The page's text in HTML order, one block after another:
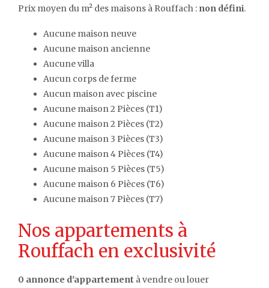
Prix moyen du m² des maisons à Rouffach : non défini.
Aucune maison neuve
Aucune maison ancienne
Aucune villa
Aucun corps de ferme
Aucun maison avec piscine
Aucune maison 2 Pièces (T1)
Aucune maison 2 Pièces (T2)
Aucune maison 3 Pièces (T3)
Aucune maison 4 Pièces (T4)
Aucune maison 5 Pièces (T5)
Aucune maison 6 Pièces (T6)
Aucune maison 7 Pièces (T7)
Nos appartements à
Rouffach en exclusivité
0 annonce d'appartement à vendre ou louer